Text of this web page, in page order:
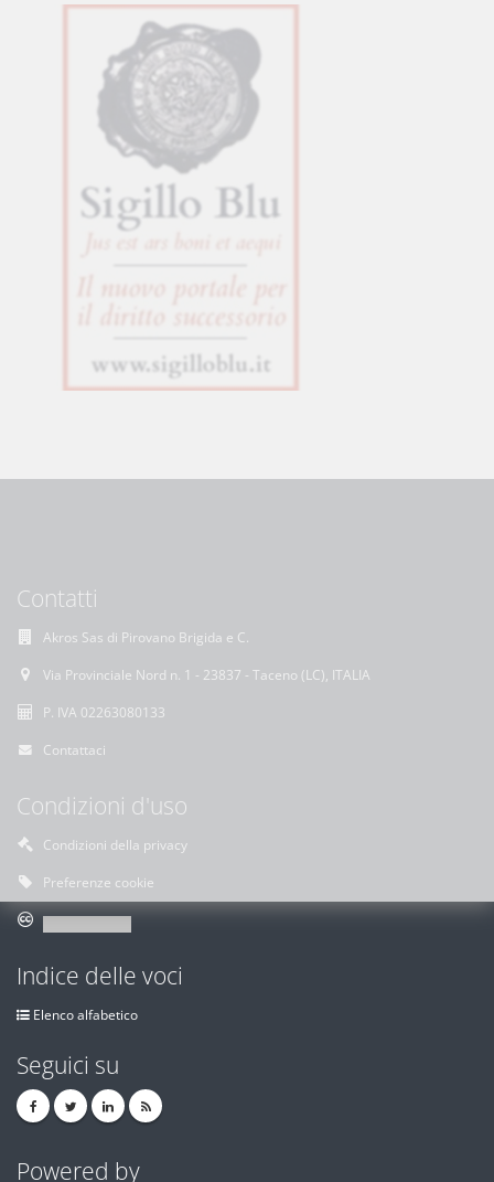
Contatti
Akros Sas di Pirovano Brigida e C.
Via Provinciale Nord n. 1 - 23837 - Taceno (LC), ITALIA
P. IVA 02263080133
Contattaci
Condizioni d'uso
Condizioni della privacy
Preferenze cookie
Indice delle voci
Elenco alfabetico
Seguici su
Powered by